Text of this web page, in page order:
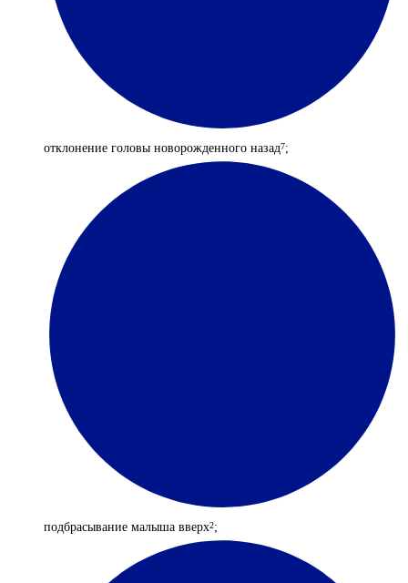
отклонение головы новорожденного назад7;
подбрасывание малыша вверх2;